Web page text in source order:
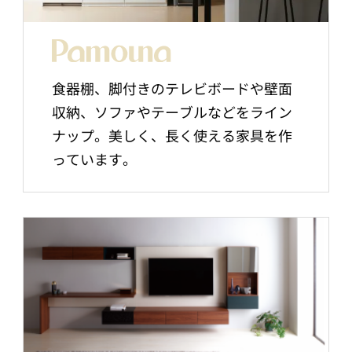
食器棚、脚付きのテレビボードや壁面
収納、ソファやテーブルなどをライン
ナップ。美しく、長く使える家具を作
っています。